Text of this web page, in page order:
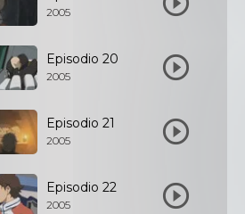
2005
Episodio 20
2005
Episodio 21
2005
Episodio 22
2005